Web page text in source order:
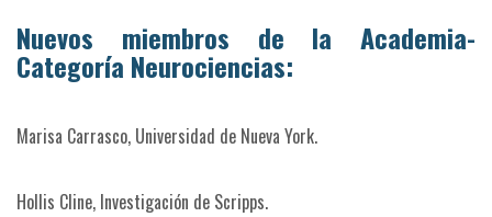
Nuevos miembros de la Academia-
Categoría Neurociencias:
Marisa Carrasco, Universidad de Nueva York.
Hollis Cline, Investigación de Scripps.